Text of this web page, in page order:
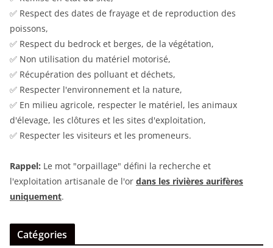
✅ Respect des dates de frayage et de reproduction des
poissons,
✅ Respect du bedrock et berges, de la végétation,
✅ Non utilisation du matériel motorisé,
✅ Récupération des polluant et déchets,
✅ Respecter l'environnement et la nature,
✅ En milieu agricole, respecter le matériel, les animaux
d'élevage, les clôtures et les sites d'exploitation,
✅ Respecter les visiteurs et les promeneurs.
Rappel: Le mot "orpaillage" défini la recherche et
l'exploitation artisanale de l'or dans les rivières aurifères
uniquement.
Catégories